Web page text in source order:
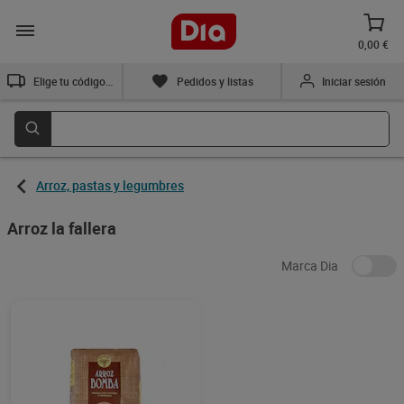
0,00 €
Pedidos y listas Iniciar sesión
Arroz, pastas y legumbres
Arroz la fallera
Marca Dia